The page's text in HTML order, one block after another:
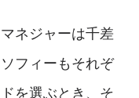
ネジャーは千差
フィーもそれぞ
を選ぶとき、そ